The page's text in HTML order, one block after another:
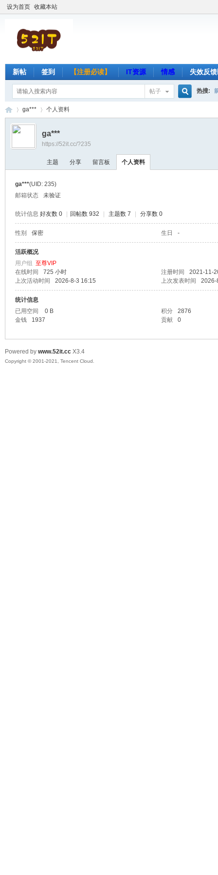
设为首页 收藏本站
新帖 签到 【注册必读】 IT资源 情感 失效反
帖子 热搜:
›
ga*** 个人资料
ga***
https://52it.cc/?235
主题 分享 留言板 个人资料
ga***(UID: 235)
邮箱状态
未验证
统计信息 好友数 0 回帖数 932 主题数 7 分享数 0
性别 保密 生日 -
活跃概况
用户组 至尊VIP
在线时间
725 小时 注册时间
2021-11-
上次活动时间
2026-8-3 16:15 上次发表时间 2026-
统计信息
已用空间
0 B 积分
2876
金钱
1937 贡献 0
Powered by www.52it.cc X3.4
Copyright © 2001-2021, Tencent Cloud.